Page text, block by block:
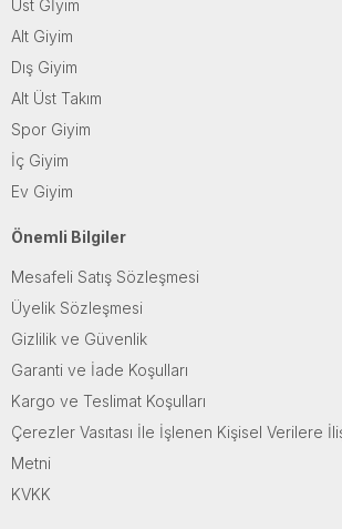
Üst Gİyim
Alt Giyim
Dış Giyim
Alt Üst Takım
Spor Giyim
İç Giyim
Ev Giyim
Önemli Bilgiler
Mesafeli Satış Sözleşmesi
Üyelik Sözleşmesi
Gizlilik ve Güvenlik
Garanti ve İade Koşulları
Kargo ve Teslimat Koşulları
Çerezler Vasıtası İle İşlenen Kişisel Verilere
Metni
KVKK